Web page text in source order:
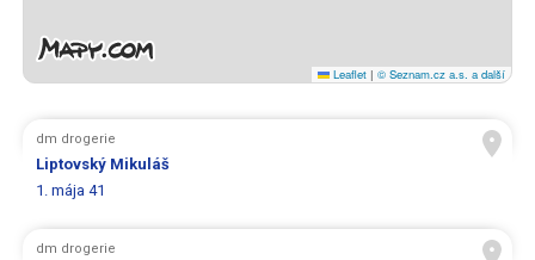
Leaflet | © Seznam.cz a.s. a další
dm drogerie
Liptovský Mikuláš
1. mája 41
dm drogerie